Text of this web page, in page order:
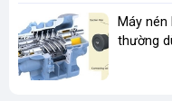
cam kết mang đến cho
Sản phẩm chính
gốc xuất xứ rõ ràng.
Giá cả cạnh tranh:
Máy
thường